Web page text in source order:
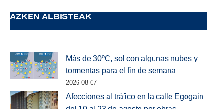
AZKEN ALBISTEAK
Más de 30ºC, sol con algunas nubes y
tormentas para el fin de semana
2026-08-07
Afecciones al tráfico en la calle Egogain